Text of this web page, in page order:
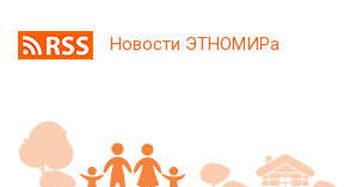
Новости ЭТНОМИРа